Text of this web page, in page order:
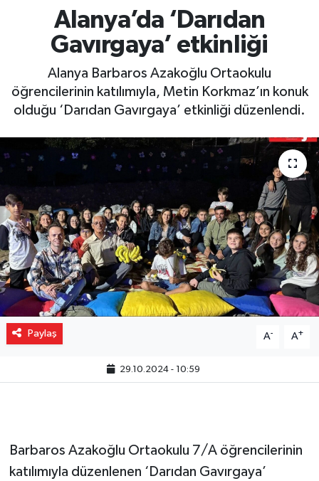
Alanya’da ‘Darıdan
Gavırgaya’ etkinliği
Alanya Barbaros Azakoğlu Ortaokulu
öğrencilerinin katılımıyla, Metin Korkmaz’ın konuk
olduğu ‘Darıdan Gavırgaya’ etkinliği düzenlendi.
Paylaş A- A+
29.10.2024 - 10:59
Barbaros Azakoğlu Ortaokulu 7/A öğrencilerinin
katılımıyla düzenlenen ‘Darıdan Gavırgaya’
Diğer
Dünya
Ekonomi
Gizlilik İlkeleri - Privacy Policy
Güncel
Gündem
Politika
Spor
Turizm
Haber Arşivi